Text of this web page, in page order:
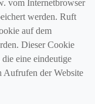
vom Internetbrowser
werden. Ruft
auf dem
Dieser Cookie
eine eindeutige
Aufrufen der Website